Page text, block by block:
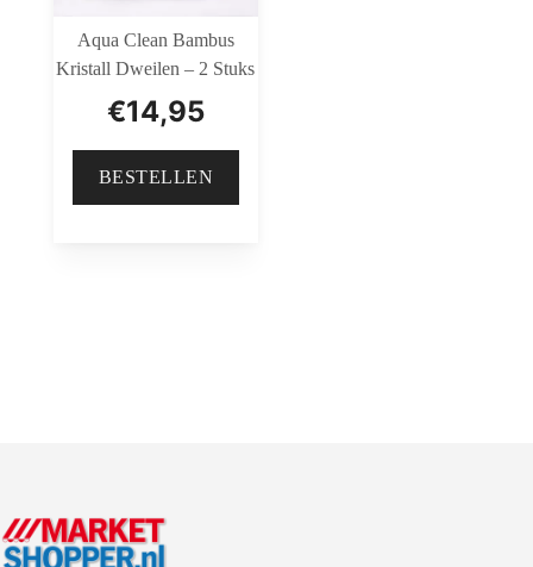
Aqua Clean Bambus
Kristall Dweilen – 2 Stuks
€14,95
BESTELLEN